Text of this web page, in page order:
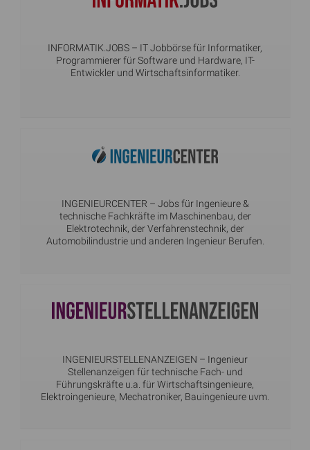
INFORMATIK.JOBS – IT Jobbörse für Informatiker,
Programmierer für Software und Hardware, IT-
Entwickler und Wirtschaftsinformatiker.
INGENIEURCENTER – Jobs für Ingenieure &
technische Fachkräfte im Maschinenbau, der
Elektrotechnik, der Verfahrenstechnik, der
Automobilindustrie und anderen Ingenieur Berufen.
INGENIEURSTELLENANZEIGEN – Ingenieur
Stellenanzeigen für technische Fach- und
Führungskräfte u.a. für Wirtschaftsingenieure,
Elektroingenieure, Mechatroniker, Bauingenieure uvm.